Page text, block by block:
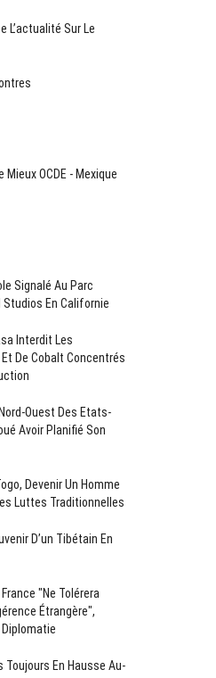
L’actualité Sur Le
Mieux OCDE - Mexique
Signalé Au Parc
Studios En Californie
Interdit Les
De Cobalt Concentrés
Ouest Des Etats-
Avoir Planifié Son
Devenir Un Homme
Luttes Traditionnelles
D’un Tibétain En
"ne Tolérera
Étrangère",
Diplomatie
Toujours En Hausse Au-